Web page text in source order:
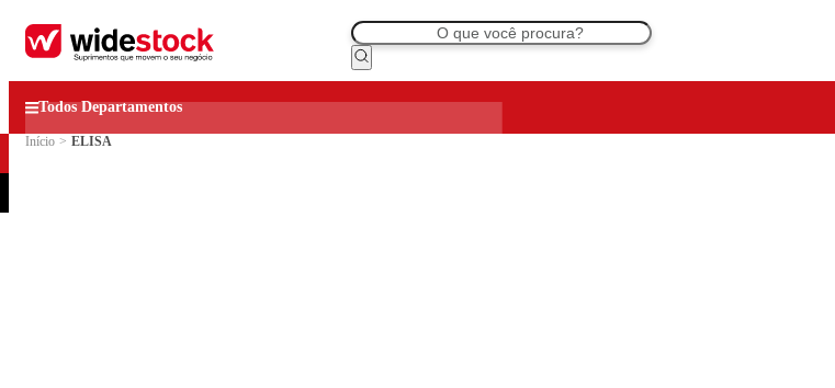
Todos Departamentos
Início > ELISA